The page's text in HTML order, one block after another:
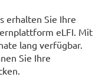
erhalten Sie Ihre
eLFI. Mit
lang verfügbar.
Sie Ihre